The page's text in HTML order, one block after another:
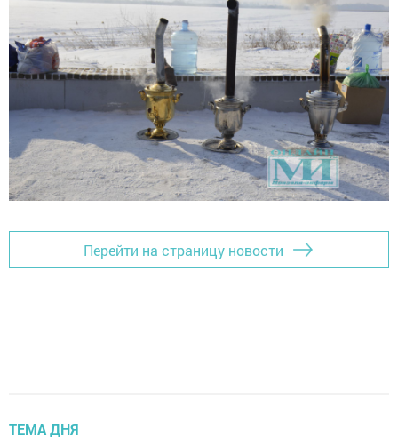
Перейти на страницу новости
ТЕМА ДНЯ